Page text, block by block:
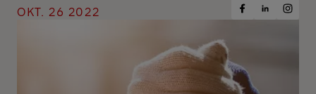
OKT. 26 2022
ShareShareShare